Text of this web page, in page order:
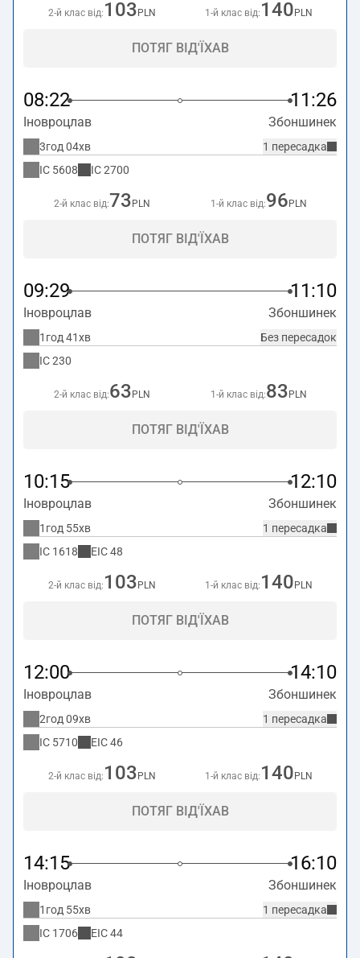
2-й клас від: 103 PLN 1-й клас від: 140 PLN
ПОТЯГ ВІД'ЇХАВ
08:22 11:26
Іновроцлав Збоншинек
1 пересадка
3год 04хв
IC 5608 IC2700
2-й клас від:73 PLN 1-й клас від:96 PLN
ПОТЯГ ВІД'ЇХАВ
09:29 11:10
Іновроцлав Збоншинек
Без пересадок
1год 41хв
IC230
2-й клас від:63 PLN 1-й клас від:83 PLN
ПОТЯГ ВІД'ЇХАВ
10:15 12:10
Іновроцлав Збоншинек
1 пересадка
1год 55хв
IC 1618 EIC48
2-й клас від: 103 PLN 1-й клас від: 140 PLN
ПОТЯГ ВІД'ЇХАВ
12:00 14:10
Іновроцлав Збоншинек
1 пересадка
2год 09хв
IC 5710 EIC46
2-й клас від: 103 PLN 1-й клас від: 140 PLN
ПОТЯГ ВІД'ЇХАВ
14:15 16:10
Іновроцлав Збоншинек
1 пересадка
1год 55хв
IC 1706 EIC44